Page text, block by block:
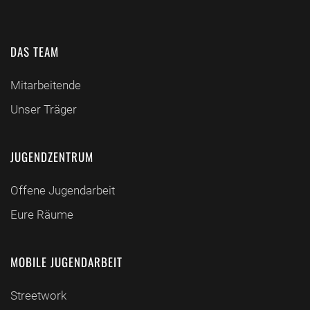
DAS TEAM
Mitarbeitende
Unser Träger
JUGENDZENTRUM
Offene Jugendarbeit
Eure Räume
MOBILE JUGENDARBEIT
Streetwork